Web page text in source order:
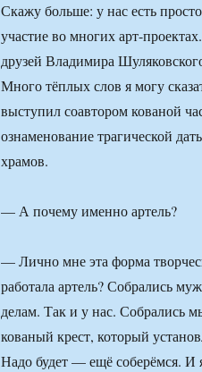
Скажу больше: у нас есть
участие во многих арт-
друзей Владимира
Много тёплых слов я могу
выступил соавтором кованой
ознаменование трагической
храмов.
— А почему именно артель?
— Лично мне эта форма
работала артель? Собрались
делам. Так и у нас. Собрались
кованый крест, который
Надо будет — ещё соберёмся. И